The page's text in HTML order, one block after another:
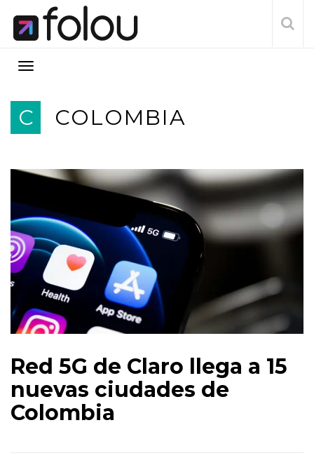
C COLOMBIA
Red 5G de Claro llega a 15
nuevas ciudades de
Colombia